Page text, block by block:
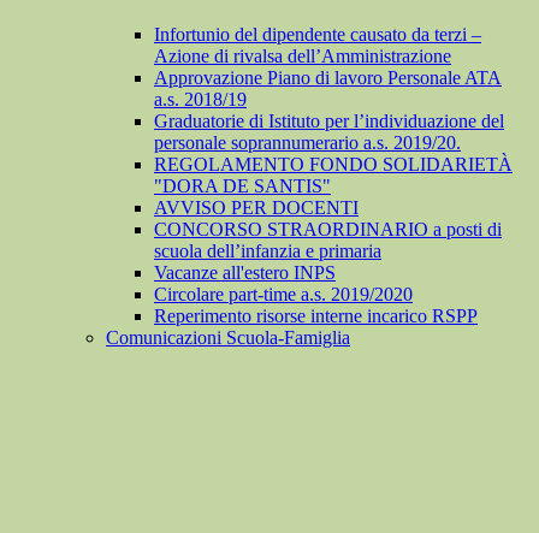
Infortunio del dipendente causato da terzi –
Azione di rivalsa dell’Amministrazione
Approvazione Piano di lavoro Personale ATA
a.s. 2018/19
Graduatorie di Istituto per l’individuazione del
personale soprannumerario a.s. 2019/20.
REGOLAMENTO FONDO SOLIDARIETÀ
"DORA DE SANTIS"
AVVISO PER DOCENTI
CONCORSO STRAORDINARIO a posti di
scuola dell’infanzia e primaria
Vacanze all'estero INPS
Circolare part-time a.s. 2019/2020
Reperimento risorse interne incarico RSPP
Comunicazioni Scuola-Famiglia